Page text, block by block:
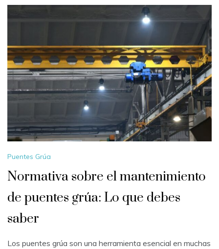
Puentes Grúa
Normativa sobre el mantenimiento
de puentes grúa: Lo que debes
saber
Los puentes grúa son una herramienta esencial en muchas